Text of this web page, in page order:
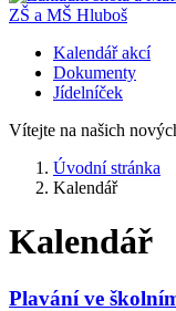
ZŠ a MŠ Hluboš
Kalendář akcí
Dokumenty
Jídelníček
Vítejte na našich
Úvodní stránka
Kalendář
Kalendář
Plavání ve